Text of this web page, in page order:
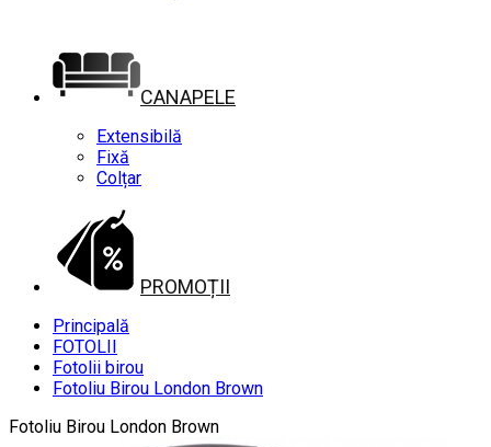
CANAPELE
Extensibilă
Fixă
Colțar
PROMOȚII
Principală
FOTOLII
Fotolii birou
Fotoliu Birou London Brown
Fotoliu Birou London Brown